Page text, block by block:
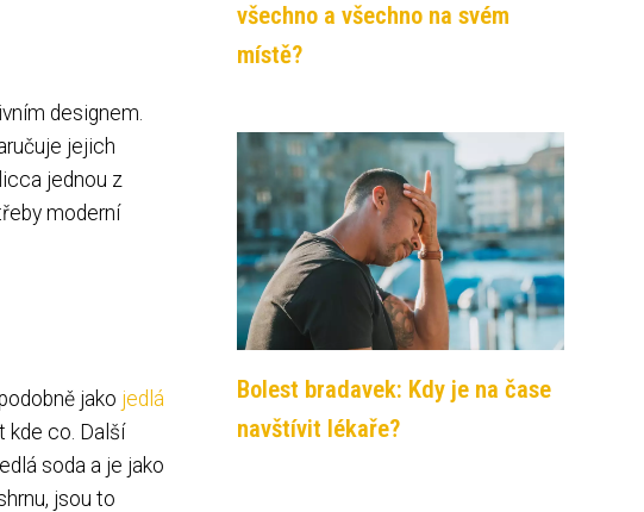
designem.
jejich
jednou z
moderní
jako jedlá
kde co. Další
soda a je jako
jsou to
všechno a všechno na svém
místě?
Bolest bradavek: Kdy je na čase
navštívit lékaře?